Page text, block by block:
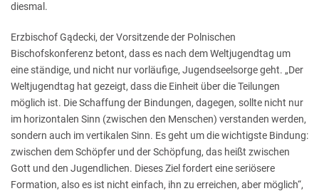
diesmal.
Erzbischof Gądecki, der Vorsitzende der Polnischen
Bischofskonferenz betont, dass es nach dem Weltjugendtag um
eine ständige, und nicht nur vorläufige, Jugendseelsorge geht. „Der
Weltjugendtag hat gezeigt, dass die Einheit über die Teilungen
möglich ist. Die Schaffung der Bindungen, dagegen, sollte nicht nur
im horizontalen Sinn (zwischen den Menschen) verstanden werden,
sondern auch im vertikalen Sinn. Es geht um die wichtigste Bindung:
zwischen dem Schöpfer und der Schöpfung, das heißt zwischen
Gott und den Jugendlichen. Dieses Ziel fordert eine seriösere
Formation, also es ist nicht einfach, ihn zu erreichen, aber möglich“,